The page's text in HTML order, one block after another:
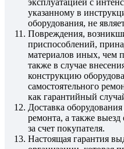
указанному в
оборудования, не
Повреждения,
приспособлений,
материалов иных, чем
также в случае
конструкцию
самостоятельного
как гарантийный
Доставка
ремонта, а также
за счет покупателя.
Настоящая гарантия